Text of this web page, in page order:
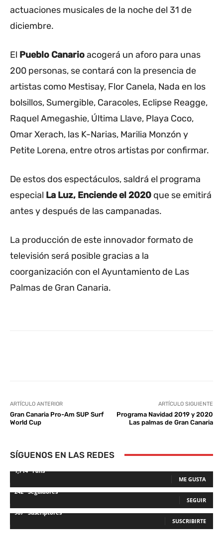
actuaciones musicales de la noche del 31 de
diciembre.
El Pueblo Canarioacogerá un aforo para unas
200 personas, se contará con la presencia de
artistas como Mestisay, Flor Canela, Nada en los
bolsillos, Sumergible, Caracoles, Eclipse Reagge,
Raquel Amegashie, Última Llave, Playa Coco,
Omar Xerach, las K-Narias, Marilia Monzón y
Petite Lorena, entre otros artistas por confirmar.
De estos dos espectáculos, saldrá el programa
especial La Luz, Enciende el 2020 que se emitirá
antes y después de las campanadas.
La producción de este innovador formato de
televisión será posible gracias a la
coorganización con el Ayuntamiento de Las
Palmas de Gran Canaria.
ARTÍCULO ANTERIOR
Gran Canaria Pro-Am SUP Surf
World Cup
ARTÍCULO SIGUIENTE
Programa Navidad 2019 y 2020
Las palmas de Gran Canaria
SÍGUENOS EN LAS REDES
1,714 Fans
ME GUSTA
242 Seguidores
SEGUIR
967 Suscriptores
SUSCRIBIRTE